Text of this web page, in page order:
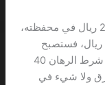
ولنأخذ مثالاً عملياً: إذا كان اللاعب يحمل 2000 ريال في محفظته،
ويستقبل بونصاً قدره 150% بحد أقصى 3000 ريال، فستصبح
الرأسمال 2000 + 3000 = 5000 ريال، لكن شرط الرهان 40
ريال على الورق ولا شيء في